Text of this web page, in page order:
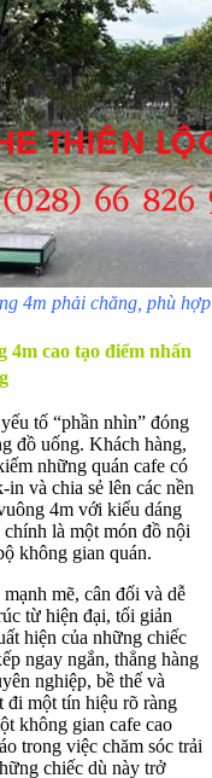
4m phải chăng, phù
4m cao tạo điểm nhấn
tố “phần nhìn” đóng
đồ uống. Khách hàng,
những quán cafe có
và chia sẻ lên các nền
4m với kiểu dáng
là một món đồ nội
không gian quán.
mẽ, cân đối và dễ
từ hiện đại, tối giản
hiện của những chiếc
ngay ngắn, thẳng hàng
nghiệp, bề thế và
đi một tín hiệu rõ ràng
không gian cafe cao
trong việc chăm sóc trải
chiếc dù này trở